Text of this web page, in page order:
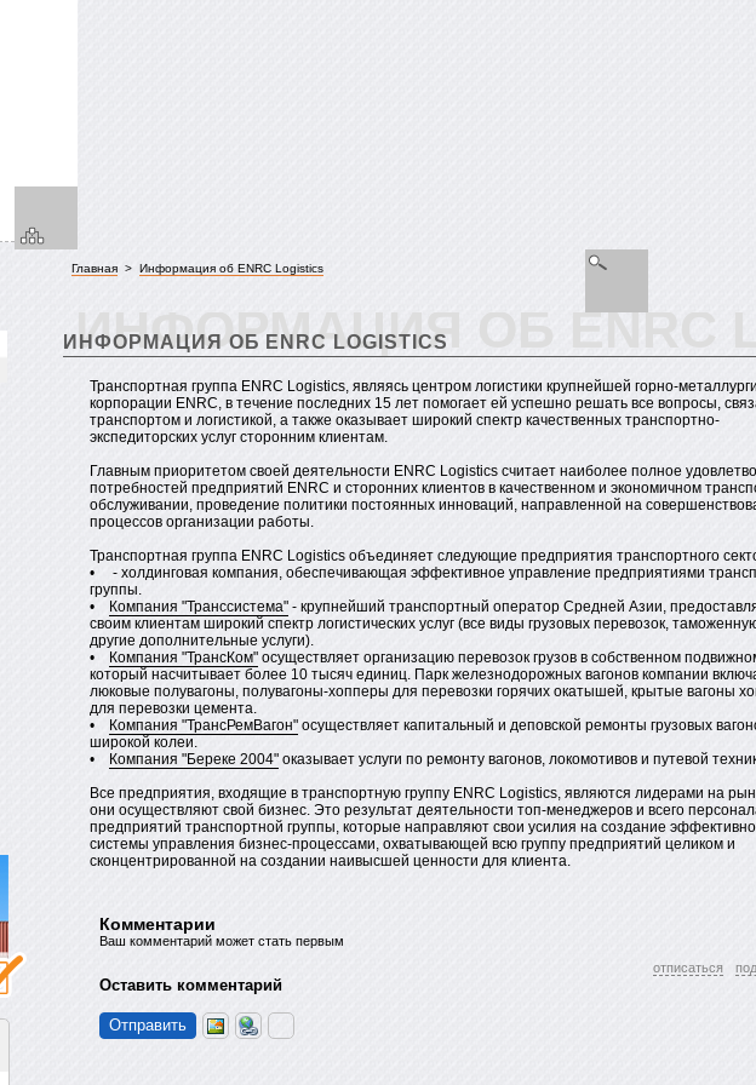
Главная > Информация об ENRC Logistics
ИНФОРМАЦИЯ ОБ ENRC
ИНФОРМАЦИЯ ОБ ENRC LOGISTICS
Транспортная группа ENRC Logistics, являясь центром логистики крупнейшей горно-
корпорации ENRC, в течение последних 15 лет помогает ей успешно решать все вопросы,
транспортом и логистикой, а также оказывает широкий спектр качественных транспортно-
экспедиторских услуг сторонним клиентам.
Главным приоритетом своей деятельности ENRC Logistics считает наиболее полное
потребностей предприятий ENRC и сторонних клиентов в качественном и экономичном
обслуживании, проведение политики постоянных инноваций, направленной на
процессов организации работы.
Транспортная группа ENRC Logistics объединяет следующие предприятия транспортного
• - холдинговая компания, обеспечивающая эффективное управление предприятиями
группы.
•
Компания "Транссистема" - крупнейший транспортный оператор Средней Азии,
своим клиентам широкий спектр логистических услуг (все виды грузовых перевозок,
другие дополнительные услуги).
•
Компания "ТрансКом" осуществляет организацию перевозок грузов в собственном
который насчитывает более 10 тысяч единиц. Парк железнодорожных вагонов компании
люковые полувагоны, полувагоны-хопперы для перевозки горячих окатышей, крытые вагоны
для перевозки цемента.
•
Компания "ТрансРемВагон" осуществляет капитальный и деповской ремонты грузовых
широкой колеи.
•
Компания "Береке 2004" оказывает услуги по ремонту вагонов, локомотивов и путевой
Все предприятия, входящие в транспортную группу ENRC Logistics, являются лидерами на
они осуществляют свой бизнес. Это результат деятельности топ-менеджеров и всего
предприятий транспортной группы, которые направляют свои усилия на создание
системы управления бизнес-процессами, охватывающей всю группу предприятий целиком и
сконцентрированной на создании наивысшей ценности для клиента.
Комментарии
Ваш комментарий может стать первым
отписаться
Оставить комментарий